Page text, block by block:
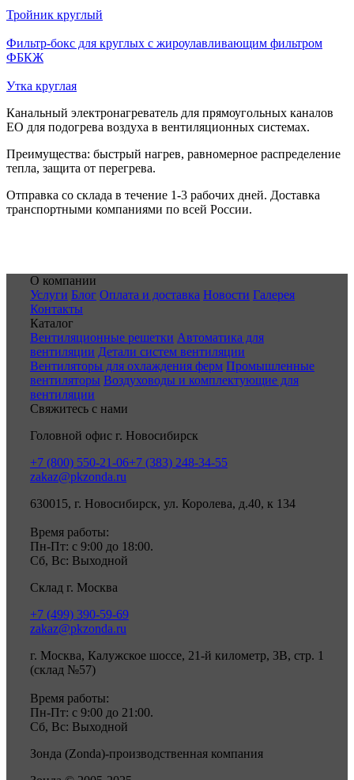
Тройник круглый
Фильтр-бокс для круглых с жироулавливающим фильтром
ФБКЖ
Утка круглая
Канальный электронагреватель для прямоугольных каналов
EO для подогрева воздуха в вентиляционных системах.
Преимущества: быстрый нагрев, равномерное распределение
тепла, защита от перегрева.
Отправка со склада в течение 1-3 рабочих дней. Доставка
транспортными компаниями по всей России.
О компании
Услуги Блог Оплата и доставка Новости Галерея
Контакты
Каталог
Вентиляционные решетки Автоматика для
вентиляции Детали систем вентиляции
Вентиляторы для охлаждения ферм Промышленные
вентиляторы Воздуховоды и комплектующие для
вентиляции
Свяжитесь с нами
Головной офис г. Новосибирск
+7 (800) 550-21-06+7 (383) 248-34-55
zakaz@pkzonda.ru
630015, г. Новосибирск, ул. Королева, д.40, к 134
Время работы:
Пн-Пт: с 9:00 до 18:00.
Сб, Вс: Выходной
Склад г. Москва
+7 (499) 390-59-69
zakaz@pkzonda.ru
г. Москва, Калужское шоссе, 21-й километр, 3В, стр. 1
(склад №57)
Время работы:
Пн-Пт: с 9:00 до 21:00.
Сб, Вс: Выходной
Зонда (Zonda)-производственная компания